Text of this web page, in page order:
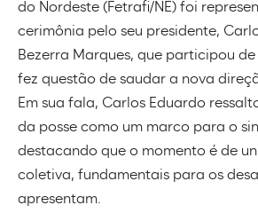
do Nordeste (Fetrafi/NE) foi
cerimônia pelo seu presidente,
Bezerra Marques, que participou
fez questão de saudar a nova
Em sua fala, Carlos Eduardo
da posse como um marco para o
destacando que o momento é de
coletiva, fundamentais para os
apresentam.